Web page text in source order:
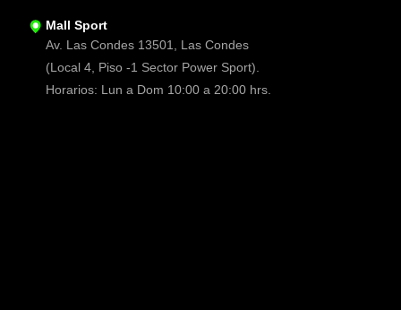
Mall Sport
Av. Las Condes 13501, Las Condes
(Local 4, Piso -1 Sector Power Sport).
Horarios: Lun a Dom 10:00 a 20:00 hrs.